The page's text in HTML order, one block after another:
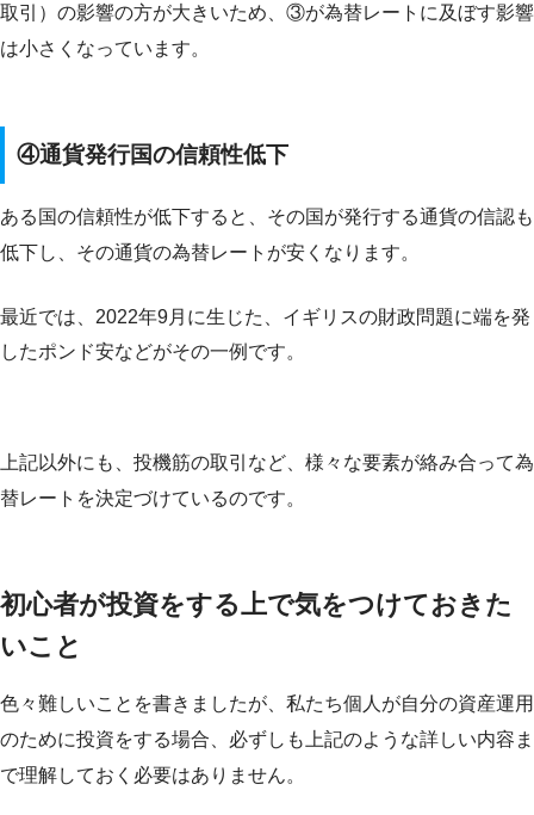
取引）の影響の方が大きいため、③が為替レートに及ぼす影響
は小さくなっています。
④通貨発行国の信頼性低下
ある国の信頼性が低下すると、その国が発行する通貨の信認も
低下し、その通貨の為替レートが安くなります。
最近では、2022年9月に生じた、イギリスの財政問題に端を発
したポンド安などがその一例です。
上記以外にも、投機筋の取引など、様々な要素が絡み合って為
替レートを決定づけているのです。
初心者が投資をする上で気をつけておきた
いこと
色々難しいことを書きましたが、私たち個人が自分の資産運用
のために投資をする場合、必ずしも上記のような詳しい内容ま
で理解しておく必要はありません。